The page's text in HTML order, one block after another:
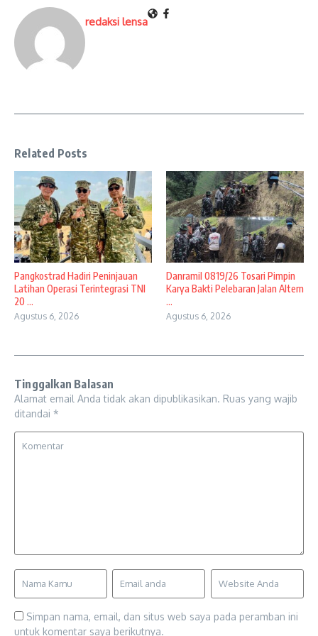
redaksi lensa
Related Posts
Pangkostrad Hadiri Peninjauan
Latihan Operasi Terintegrasi TNI
20 ...
Agustus 6, 2026
Danramil 0819/26 Tosari Pimpin
Karya Bakti Pelebaran Jalan Altern
...
Agustus 6, 2026
Tinggalkan Balasan
Alamat email Anda tidak akan dipublikasikan. Ruas yang wajib
ditandai *
Simpan nama, email, dan situs web saya pada peramban ini
untuk komentar saya berikutnya.